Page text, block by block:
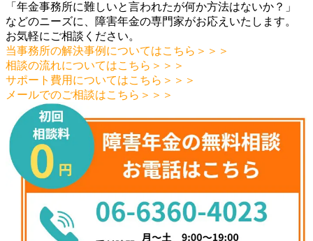
「年金事務所に難しいと言われたが何か方法はないか？」
などのニーズに、障害年金の専門家がお応えいたします。
お気軽にご相談ください。
当事務所の解決事例についてはこちら＞＞＞
相談の流れについてはこちら＞＞＞
サポート費用についてはこちら＞＞＞
メールでのご相談はこちら＞＞＞